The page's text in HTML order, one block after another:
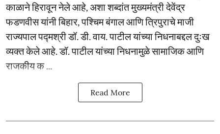
काळाने हिरावून नेले आहे, अशा शब्दांत मुख्यमंत्री देवेंद्र
फडणवीस यांनी बिहार, पश्चिम बंगाल आणि त्रिपुराचे माजी
राज्यपाल पद्मश्री डॉ. डी. वाय. पाटील यांच्या निधनाबद्दल दुःख
व्यक्त केले आहे. डॉ. पाटील यांच्या निधनामुळे सामाजिक आणि
राजकीय क ...
Read More